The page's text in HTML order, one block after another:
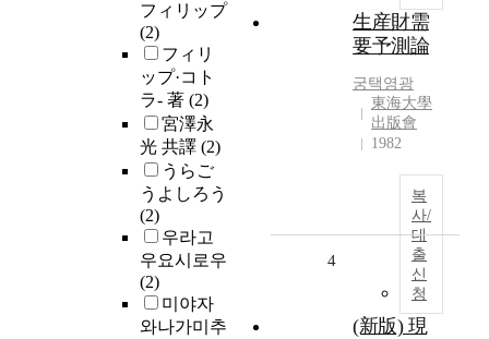
フィリップ
(2)
フィリ
ップ·コト
ラ- 著 (2)
宮澤永
光 共譯 (2)
うらご
うよしろう
(2)
우라고
우요시로우
(2)
미야자
와나가미추
生産財需
要予測論
궁택영광
東海大學
出版會
1982
복
사/
대
출
신
청
4
(新版) 現